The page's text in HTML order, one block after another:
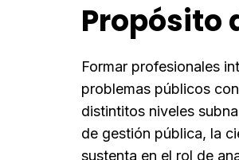
Propósito
Formar profesionales
problemas públicos
distintitos niveles
de gestión pública, la
sustenta en el rol de